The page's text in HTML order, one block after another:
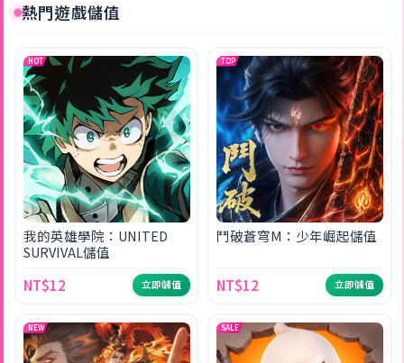
熱門遊戲儲值
HOT
我的英雄學院：UNITED
SURVIVAL儲值
NT$12
立即儲值
TOP
鬥破蒼穹M：少年崛起儲值
NT$12 立即儲值
NEW SALE